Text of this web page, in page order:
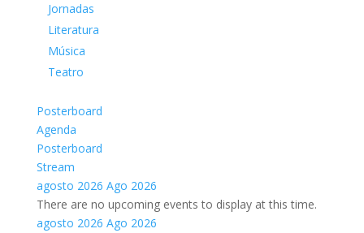
Jornadas
Literatura
Música
Teatro
Posterboard
Agenda
Posterboard
Stream
agosto 2026 Ago 2026
There are no upcoming events to display at this time.
agosto 2026 Ago 2026